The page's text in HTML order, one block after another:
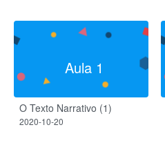
Aula 1
O Texto Narrativo (1)
2020-10-20